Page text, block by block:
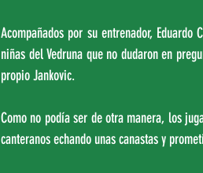
Acompañados por su entrenador,
niñas del Vedruna que no dudaron en
propio Jankovic.
Como no podía ser de otra manera, los
canteranos echando unas canastas y